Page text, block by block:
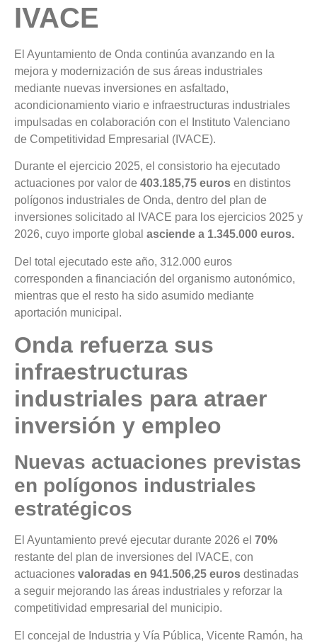
IVACE
El Ayuntamiento de Onda continúa avanzando en la
mejora y modernización de sus áreas industriales
mediante nuevas inversiones en asfaltado,
acondicionamiento viario e infraestructuras industriales
impulsadas en colaboración con el Instituto Valenciano
de Competitividad Empresarial (IVACE).
Durante el ejercicio 2025, el consistorio ha ejecutado
actuaciones por valor de 403.185,75 euros en distintos
polígonos industriales de Onda, dentro del plan de
inversiones solicitado al IVACE para los ejercicios 2025 y
2026, cuyo importe global asciende a 1.345.000 euros.
Del total ejecutado este año, 312.000 euros
corresponden a financiación del organismo autonómico,
mientras que el resto ha sido asumido mediante
aportación municipal.
Onda refuerza sus
infraestructuras
industriales para atraer
inversión y empleo
Nuevas actuaciones previstas
en polígonos industriales
estratégicos
El Ayuntamiento prevé ejecutar durante 2026 el 70%
restante del plan de inversiones del IVACE, con
actuaciones valoradas en 941.506,25 euros destinadas
a seguir mejorando las áreas industriales y reforzar la
competitividad empresarial del municipio.
El concejal de Industria y Vía Pública, Vicente Ramón, ha